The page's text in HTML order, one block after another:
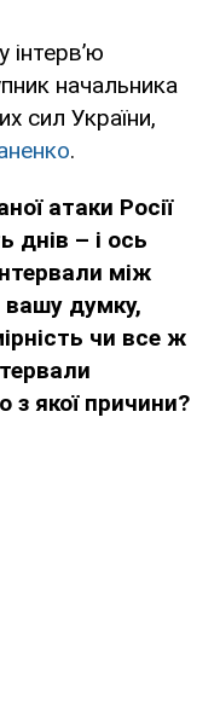
начальника
сил України,
.
атаки Росії
днів – і ось
між
думку,
чи все ж
якої причини?